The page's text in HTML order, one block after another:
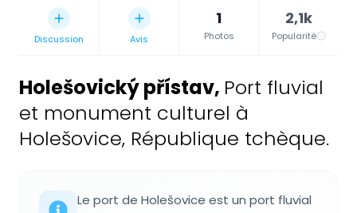
Discussion Avis
1
Photos
2,1k
Popularité
Holešovický přístav, Port fluvial
et monument culturel à
Holešovice, République tchèque.
Le port de Holešovice est un port fluvial